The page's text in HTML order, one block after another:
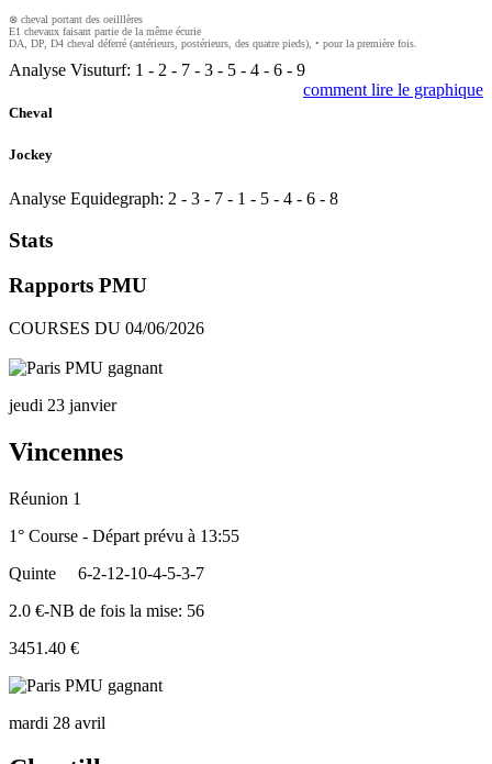
⊗ cheval portant des oeilllères
E1 chevaux faisant partie de la même écurie
DA, DP, D4 cheval déferré (antérieurs, postérieurs, des quatre pieds), • pour la première fois.
Analyse Visuturf: 1 - 2 - 7 - 3 - 5 - 4 - 6 - 9
comment lire le graphique
Cheval
Jockey
Analyse Equidegraph: 2 - 3 - 7 - 1 - 5 - 4 - 6 - 8
Stats
Rapports PMU
COURSES DU 04/06/2026
jeudi 23 janvier
Vincennes
Réunion 1
1° Course - Départ prévu à 13:55
Quinte
6-2-12-10-4-5-3-7
2.0 €-NB de fois la mise: 56
3451.40 €
mardi 28 avril